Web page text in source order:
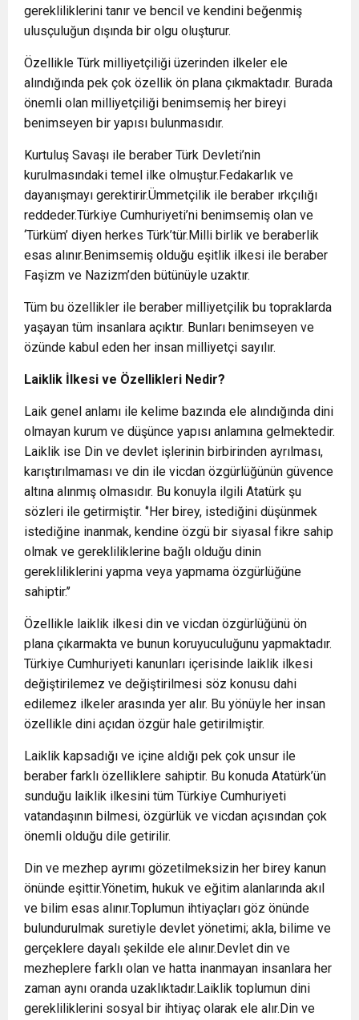
gerekliliklerini tanır ve bencil ve kendini beğenmiş
ulusçuluğun dışında bir olgu oluşturur.
Özellikle Türk milliyetçiliği üzerinden ilkeler ele
alındığında pek çok özellik ön plana çıkmaktadır. Burada
önemli olan milliyetçiliği benimsemiş her bireyi
benimseyen bir yapısı bulunmasıdır.
Kurtuluş Savaşı ile beraber Türk Devleti’nin
kurulmasındaki temel ilke olmuştur.Fedakarlık ve
dayanışmayı gerektirir.Ümmetçilik ile beraber ırkçılığı
reddeder.Türkiye Cumhuriyeti’ni benimsemiş olan ve
‘Türküm’ diyen herkes Türk’tür.Milli birlik ve beraberlik
esas alınır.Benimsemiş olduğu eşitlik ilkesi ile beraber
Faşizm ve Nazizm’den bütünüyle uzaktır.
Tüm bu özellikler ile beraber milliyetçilik bu topraklarda
yaşayan tüm insanlara açıktır. Bunları benimseyen ve
özünde kabul eden her insan milliyetçi sayılır.
Laiklik İlkesi ve Özellikleri Nedir?
Laik genel anlamı ile kelime bazında ele alındığında dini
olmayan kurum ve düşünce yapısı anlamına gelmektedir.
Laiklik ise Din ve devlet işlerinin birbirinden ayrılması,
karıştırılmaması ve din ile vicdan özgürlüğünün güvence
altına alınmış olmasıdır. Bu konuyla ilgili Atatürk şu
sözleri ile getirmiştir. ‘’Her birey, istediğini düşünmek
istediğine inanmak, kendine özgü bir siyasal fikre sahip
olmak ve gerekliliklerine bağlı olduğu dinin
gerekliliklerini yapma veya yapmama özgürlüğüne
sahiptir.’’
Özellikle laiklik ilkesi din ve vicdan özgürlüğünü ön
plana çıkarmakta ve bunun koruyuculuğunu yapmaktadır.
Türkiye Cumhuriyeti kanunları içerisinde laiklik ilkesi
değiştirilemez ve değiştirilmesi söz konusu dahi
edilemez ilkeler arasında yer alır. Bu yönüyle her insan
özellikle dini açıdan özgür hale getirilmiştir.
Laiklik kapsadığı ve içine aldığı pek çok unsur ile
beraber farklı özelliklere sahiptir. Bu konuda Atatürk’ün
sunduğu laiklik ilkesini tüm Türkiye Cumhuriyeti
vatandaşının bilmesi, özgürlük ve vicdan açısından çok
önemli olduğu dile getirilir.
Din ve mezhep ayrımı gözetilmeksizin her birey kanun
önünde eşittir.Yönetim, hukuk ve eğitim alanlarında akıl
ve bilim esas alınır.Toplumun ihtiyaçları göz önünde
bulundurulmak suretiyle devlet yönetimi; akla, bilime ve
gerçeklere dayalı şekilde ele alınır.Devlet din ve
mezheplere farklı olan ve hatta inanmayan insanlara her
zaman aynı oranda uzaklıktadır.Laiklik toplumun dini
gerekliliklerini sosyal bir ihtiyaç olarak ele alır.Din ve